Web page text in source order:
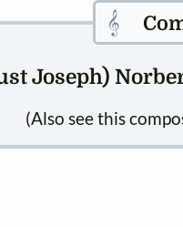
𝄞
Joseph)
(Also see this